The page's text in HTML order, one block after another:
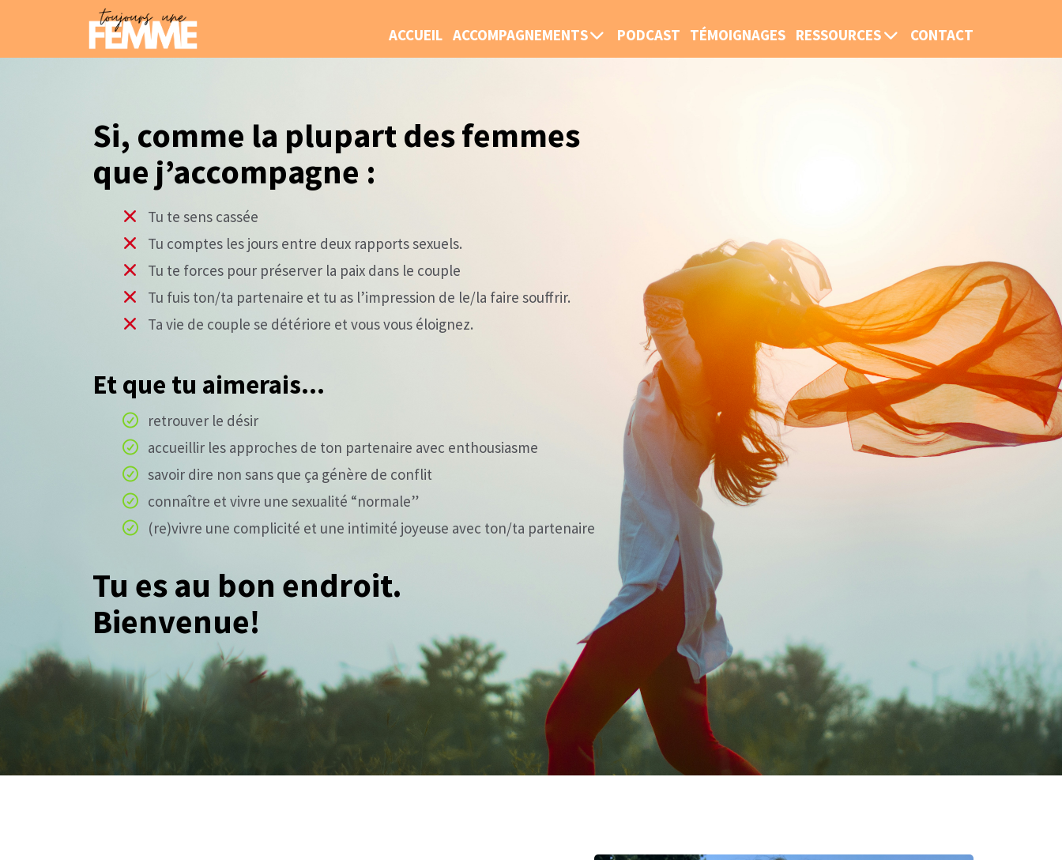
ACCUEIL ACCOMPAGNEMENTS PODCAST TÉMOIGNAGES RESSOURCES CONTACT
Si, comme la plupart des femmes
que j’accompagne :
Tu te sens cassée
Tu comptes les jours entre deux rapports sexuels.
Tu te forces pour préserver la paix dans le couple
Tu fuis ton/ta partenaire et tu as l’impression de le/la faire souffrir.
Ta vie de couple se détériore et vous vous éloignez.
Et que tu aimerais...
retrouver le désir
accueillir les approches de ton partenaire avec enthousiasme
savoir dire non sans que ça génère de conflit
connaître et vivre une sexualité “normale”
(re)vivre une complicité et une intimité joyeuse avec ton/ta partenaire
Tu es au bon endroit.
Bienvenue!